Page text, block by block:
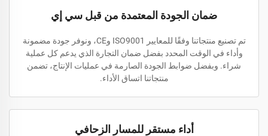
ضمان الجودة المعتمدة من قبل سي إي
تم تصنيع منتجاتنا وفقًا للمعايير ISO9001 وCE، ونوفر جودة مضمونة
وأداء في الوقت المحدد بفضل ضمان التجارة الذي يدعم كل عملية
شراء. وبفضل ضوابط الجودة الصارمة في عمليات الإنتاج، تضمن
منتجاتنا اتساق الأداء.
أداء مستقر للمسار الزحافي